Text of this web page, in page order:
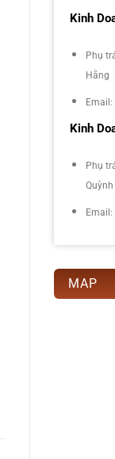
Kinh
Phụ
Hằng
Kinh
Phụ
Quỳnh
MAP